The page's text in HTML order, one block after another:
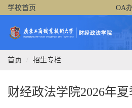
学校首页 OA
首页 招生专栏
财经政法学院2026年